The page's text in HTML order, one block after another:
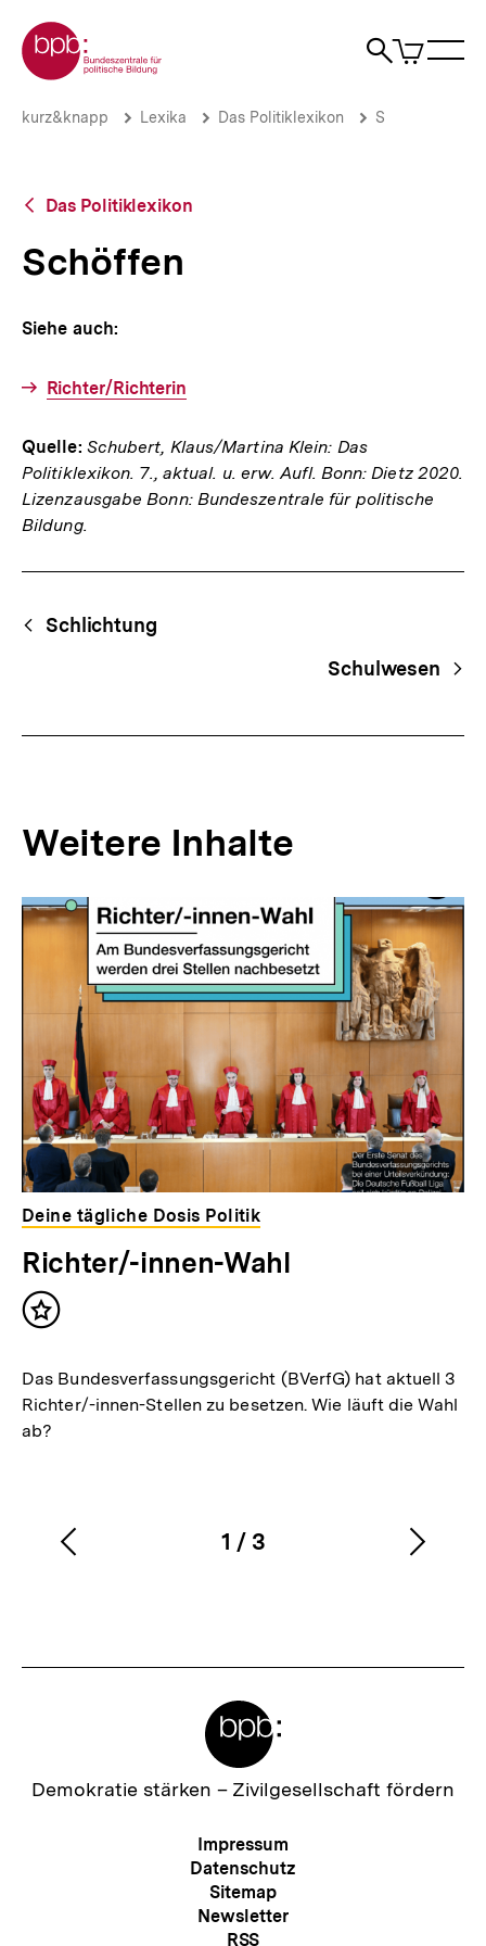
zum
Seiteninhalt
springen
Zur Startseite der bpb
Suche
Artikel
im
Schöffen
Brotkrümelnavigation
Pfadnavigation
kurz&knapp Lexika Das Politiklexikon S
Zurück
Übersicht
Das Politiklexikon
Schöffen
Siehe auch:
Richter/Richterin
Quelle: Schubert, Klaus/Martina Klein: Das
Politiklexikon. 7., aktual. u. erw. Aufl. Bonn: Dietz 2020.
Lizenzausgabe Bonn: Bundeszentrale für politische
Bildung.
Begriffsnavigation
Content-
Navigation
Schlichtung
Schulwesen
Weitere Inhalte
Inhaltskarousell
für
Inhaltskarussell
überspringen
Deine tägliche Dosis Politik
Richter/-innen-Wahl
Inhalt
Das Bundesverfassungsgericht (BVerfG) hat aktuell 3
Richter/-innen-Stellen zu besetzen. Wie läuft die Wahl
ab?
Karussellinhalt
1
von
/ 3
Vorherigen
Zur
Demokratie stärken – Zivilgesellschaft fördern
Meta-
Navigation
Impressum
Datenschutz
Sitemap
Newsletter
RSS